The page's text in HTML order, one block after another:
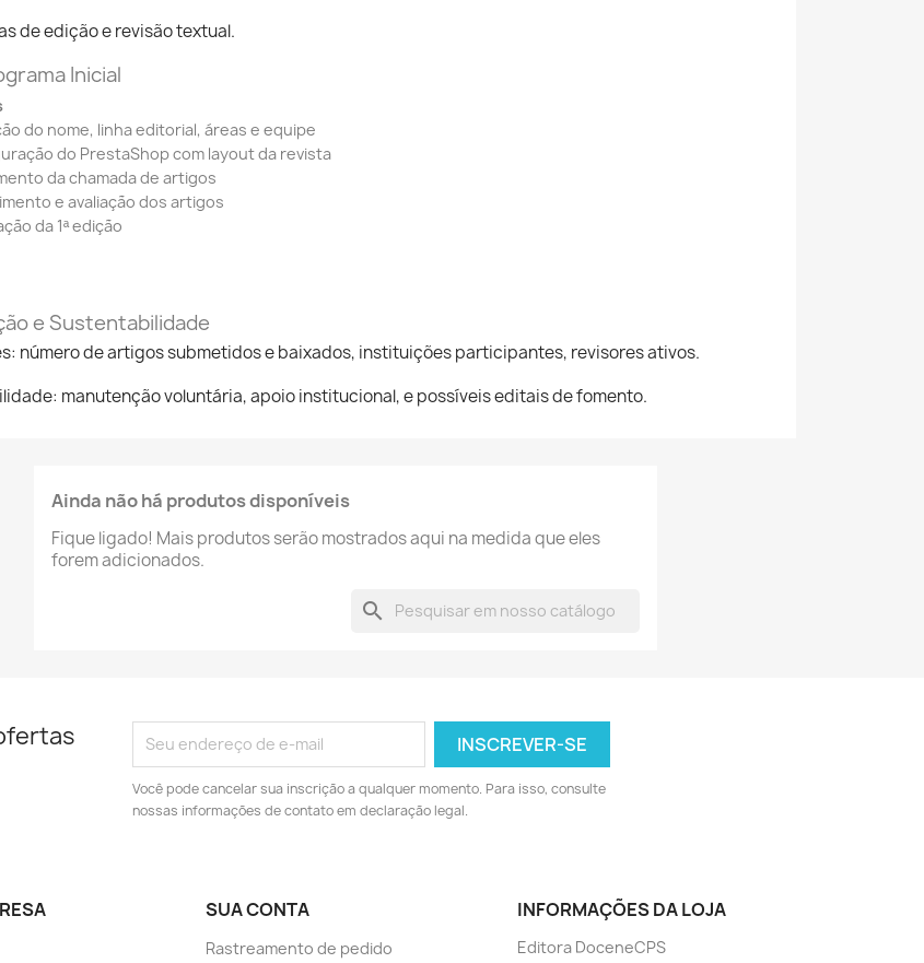
de edição e revisão textual.
Inicial
do nome, linha editorial, áreas e equipe
do PrestaShop com layout da revista
da chamada de artigos
e avaliação dos artigos
da 1ª edição
e Sustentabilidade
número de artigos submetidos e baixados, instituições participantes, revisores ativos.
manutenção voluntária, apoio institucional, e possíveis editais de fomento.
Ainda não há produtos disponíveis
Fique ligado! Mais produtos serão mostrados aqui na medida que eles
forem adicionados.
search
Você pode cancelar sua inscrição a qualquer momento. Para isso, consulte
nossas informações de contato em declaração legal.
SUA CONTA
Rastreamento de pedido
INFORMAÇÕES DA LOJA
Editora DoceneCPS